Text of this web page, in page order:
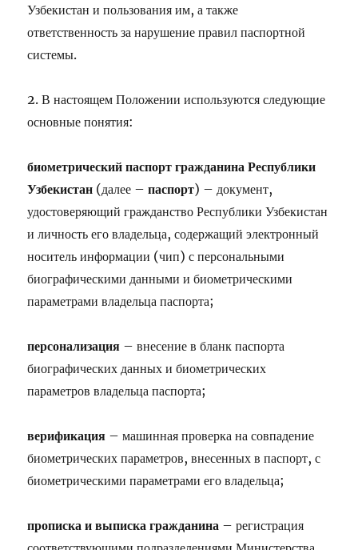
Узбекистан и пользования им, а также
ответственность за нарушение правил паспортной
системы.
2. В настоящем Положении используются следующие
основные понятия:
биометрический паспорт гражданина Республики
Узбекистан (далее –паспорт) – документ,
удостоверяющий гражданство Республики Узбекистан
и личность его владельца, содержащий электронный
носитель информации (чип) с персональными
биографическими данными и биометрическими
параметрами владельца паспорта;
персонализация – внесение в бланк паспорта
биографических данных и биометрических
параметров владельца паспорта;
верификация – машинная проверка на совпадение
биометрических параметров, внесенных в паспорт, с
биометрическими параметрами его владельца;
прописка и выписка гражданина – регистрация